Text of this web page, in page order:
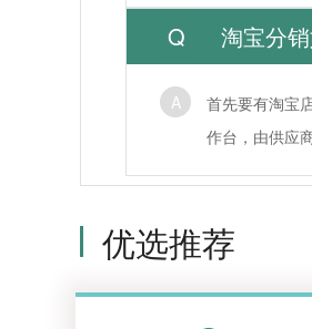
淘宝分
首先要有淘宝
作台，由供应
优选推荐